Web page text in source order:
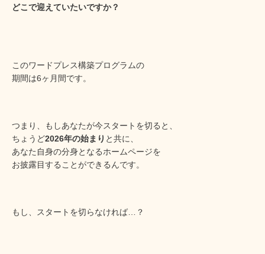
どこで迎えていたいですか？
このワードプレス構築プログラムの
期間は6ヶ月間です。
つまり、もしあなたが今スタートを切ると、
ちょうど2026年の始まり と共に、
あなた自身の分身となるホームページを
お披露目することができるんです。
もし、スタートを切らなければ…？